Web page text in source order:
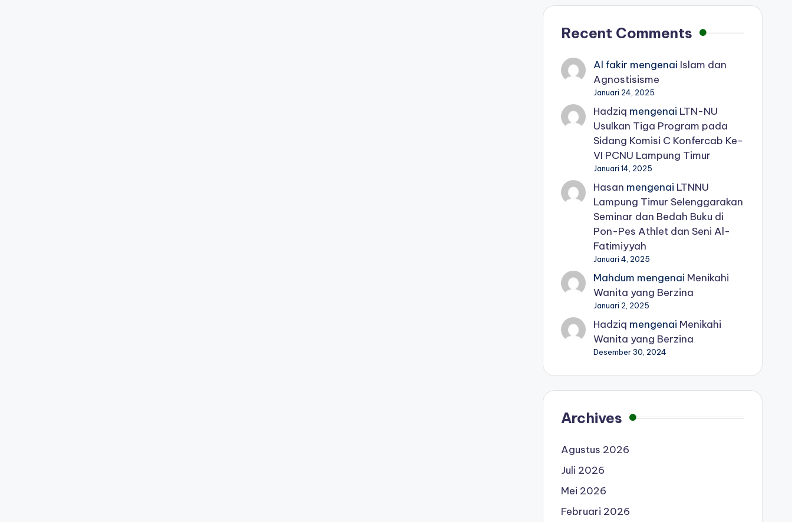
Recent Comments
Al fakir mengenai Islam dan
Agnostisisme
Januari 24, 2025
Hadziq mengenai LTN-NU
Usulkan Tiga Program pada
Sidang Komisi C Konfercab Ke-
VI PCNU Lampung Timur
Januari 14, 2025
Hasan mengenai LTNNU
Lampung Timur Selenggarakan
Seminar dan Bedah Buku di
Pon-Pes Athlet dan Seni Al-
Fatimiyyah
Januari 4, 2025
Mahdum mengenai Menikahi
Wanita yang Berzina
Januari 2, 2025
Hadziq mengenai Menikahi
Wanita yang Berzina
Desember 30, 2024
Archives
Agustus 2026
Juli 2026
Mei 2026
Februari 2026